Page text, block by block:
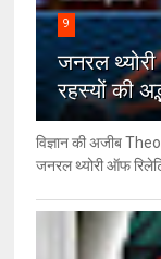
9
जनरल
रहस्‍यों की
विज्ञान की अजीब
जनरल थ्योरी ऑफ